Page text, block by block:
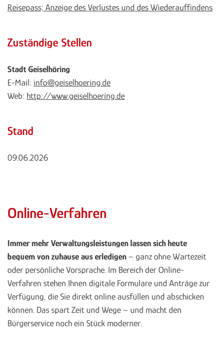
Reisepass; Anzeige des Verlustes und des Wiederauffindens
Zuständige Stellen
Stadt Geiselhöring
E-Mail: info@geiselhoering.de
Web: http://www.geiselhoering.de
Stand
09.06.2026
Online-Verfahren
Immer mehr Verwaltungsleistungen lassen sich heute
bequem von zuhause aus erledigen – ganz ohne Wartezeit
oder persönliche Vorsprache. Im Bereich der Online-
Verfahren stehen Ihnen digitale Formulare und Anträge zur
Verfügung, die Sie direkt online ausfüllen und abschicken
können. Das spart Zeit und Wege – und macht den
Bürgerservice noch ein Stück moderner.